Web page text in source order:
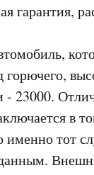
гарантия,
23000.
в
тот